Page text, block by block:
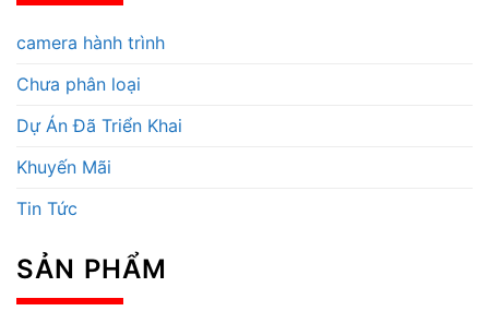
camera hành trình
Chưa phân loại
Dự Án Đã Triển Khai
Khuyến Mãi
Tin Tức
SẢN PHẨM